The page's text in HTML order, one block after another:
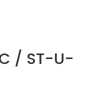
/ ST-U-